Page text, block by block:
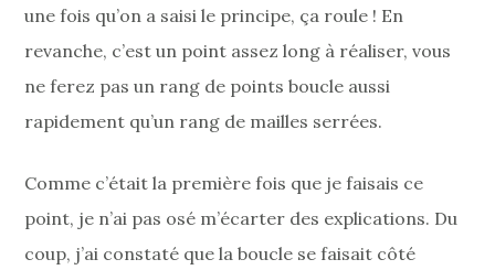
une fois qu’on a saisi le principe, ça roule ! En
revanche, c’est un point assez long à réaliser, vous
ne ferez pas un rang de points boucle aussi
rapidement qu’un rang de mailles serrées.
Comme c’était la première fois que je faisais ce
point, je n’ai pas osé m’écarter des explications. Du
coup, j’ai constaté que la boucle se faisait côté